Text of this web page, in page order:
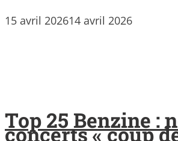
15 avril 202614 avril 2026
Top 25 Benzine :
concerts « coup